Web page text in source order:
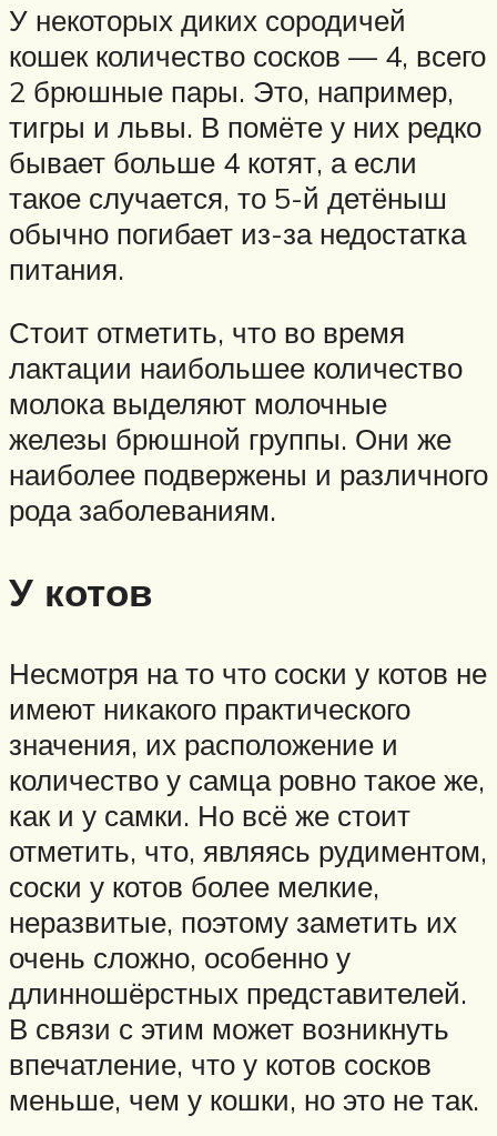
У некоторых диких сородичей
кошек количество сосков — 4, всего
2 брюшные пары. Это, например,
тигры и львы. В помёте у них редко
бывает больше 4 котят, а если
такое случается, то 5-й детёныш
обычно погибает из-за недостатка
питания.
Стоит отметить, что во время
лактации наибольшее количество
молока выделяют молочные
железы брюшной группы. Они же
наиболее подвержены и различного
рода заболеваниям.
У котов
Несмотря на то что соски у котов не
имеют никакого практического
значения, их расположение и
количество у самца ровно такое же,
как и у самки. Но всё же стоит
отметить, что, являясь рудиментом,
соски у котов более мелкие,
неразвитые, поэтому заметить их
очень сложно, особенно у
длинношёрстных представителей.
В связи с этим может возникнуть
впечатление, что у котов сосков
меньше, чем у кошки, но это не так.